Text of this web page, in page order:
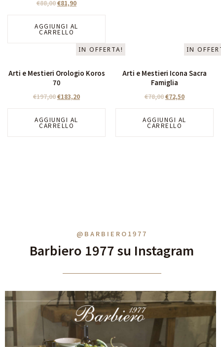
€88,00€81,90
AGGIUNGI AL
CARRELLO
IN OFFERTA!
Arti e Mestieri Orologio Koros
70
€197,00€183,20
AGGIUNGI AL
CARRELLO
IN
Arti e Mestieri Icona Sacra
Famiglia
€78,00€72,50
AGGIUNGI AL
CARRELLO
@BARBIERO1977
Barbiero 1977 su Instagram